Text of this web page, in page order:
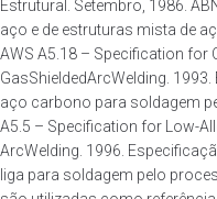
Estrutural. Setembro, 1986.
aço e de estruturas mista de
AWS A5.18 – Specification for
GasShieldedArcWelding.
aço carbono para soldagem
A5.5 – Specification for Low-
ArcWelding. 1996.
liga para soldagem pelo